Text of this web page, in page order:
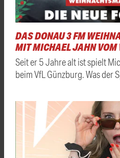
DAS DONAU 3 FM
MIT MICHAEL JAHN VOM
Seit er 5 Jahre alt ist spielt
beim VfL Günzburg. Was der